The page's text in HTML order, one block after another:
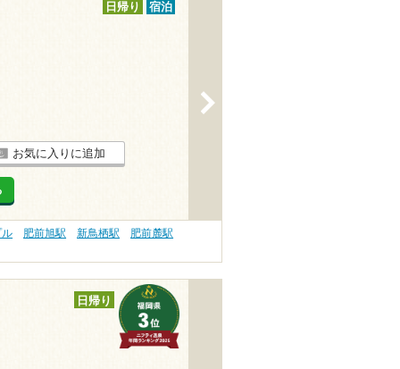
日帰り 宿泊
お気に入りに追加
肥前旭駅 新鳥栖駅 肥前麓駅
日帰り